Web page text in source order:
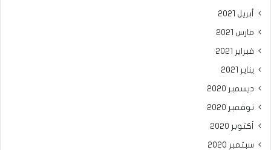
أبريل 2021
مارس 2021
فبراير 2021
يناير 2021
ديسمبر 2020
نوفمبر 2020
أكتوبر 2020
سبتمبر 2020